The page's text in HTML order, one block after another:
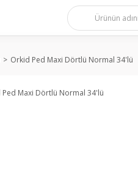
Orkid Ped Maxi Dörtlü Normal 34'lü